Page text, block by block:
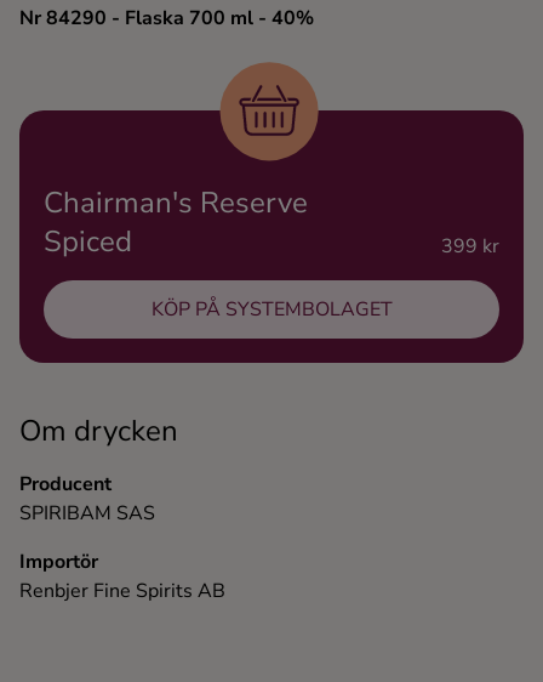
Ingredienser
Nr 84290 - Flaska 700 ml - 40%
Om drycken
Producent
SPIRIBAM SAS
Importör
Renbjer Fine Spirits AB
Chairman's Reserve
Spiced
399 kr
KÖP PÅ SYSTEMBOLAGET